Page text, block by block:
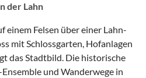
der Lahn
einem Felsen über einer Lahn-
mit Schlossgarten, Hofanlagen
das Stadtbild. Die historische
und Wanderwege in